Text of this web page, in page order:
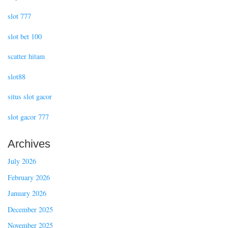
slot 777
slot bet 100
scatter hitam
slot88
situs slot gacor
slot gacor 777
Archives
July 2026
February 2026
January 2026
December 2025
November 2025